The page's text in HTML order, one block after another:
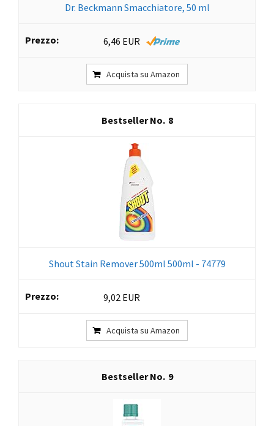
Dr. Beckmann Smacchiatore, 50 ml
6,46 EUR
Acquista su Amazon
8
Shout Stain Remover 500ml 500ml - 74779
9,02 EUR
Acquista su Amazon
9